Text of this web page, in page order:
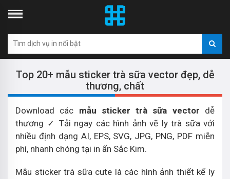
Top 20+ mẫu sticker trà sữa vector đẹp, dễ
thương, chất
Download các mẫu sticker trà sữa vector dễ
thương ✓ Tải ngay các hình ảnh vẽ ly trà sữa với
nhiều định dạng AI, EPS, SVG, JPG, PNG, PDF miễn
phí, nhanh chóng tại in ấn Sắc Kim.
Mẫu sticker trà sữa cute là các hình ảnh thiết kế ly